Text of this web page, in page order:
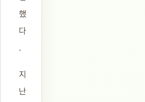
했
다
.
지
난